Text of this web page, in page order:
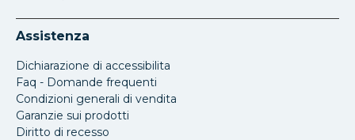
Assistenza
Dichiarazione di accessibilita
Faq - Domande frequenti
Condizioni generali di vendita
Garanzie sui prodotti
Diritto di recesso